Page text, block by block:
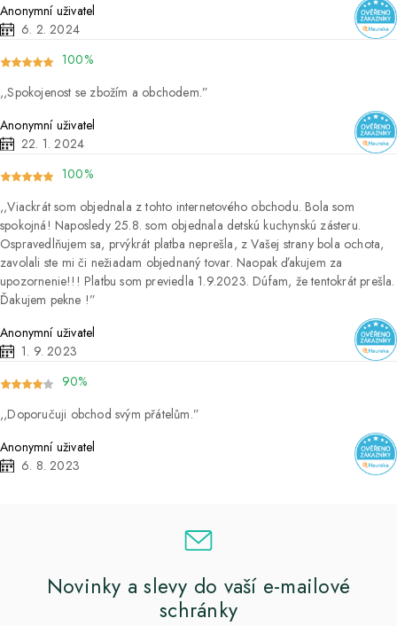
Anonymní uživatel
6. 2. 2024
100%
Spokojenost se zbožím a obchodem.
Anonymní uživatel
22. 1. 2024
100%
Viackrát som objednala z tohto internetového obchodu. Bola som
spokojná! Naposledy 25.8. som objednala detskú kuchynskú zásteru.
Ospravedlňujem sa, prvýkrát platba neprešla, z Vašej strany bola ochota,
zavolali ste mi či nežiadam objednaný tovar. Naopak ďakujem za
upozornenie!!! Platbu som previedla 1.9.2023. Dúfam, že tentokrát prešla.
Ďakujem pekne !
Anonymní uživatel
1. 9. 2023
90%
Doporučuji obchod svým přátelům.
Anonymní uživatel
6. 8. 2023
Novinky a slevy do vaší e-mailové
schránky